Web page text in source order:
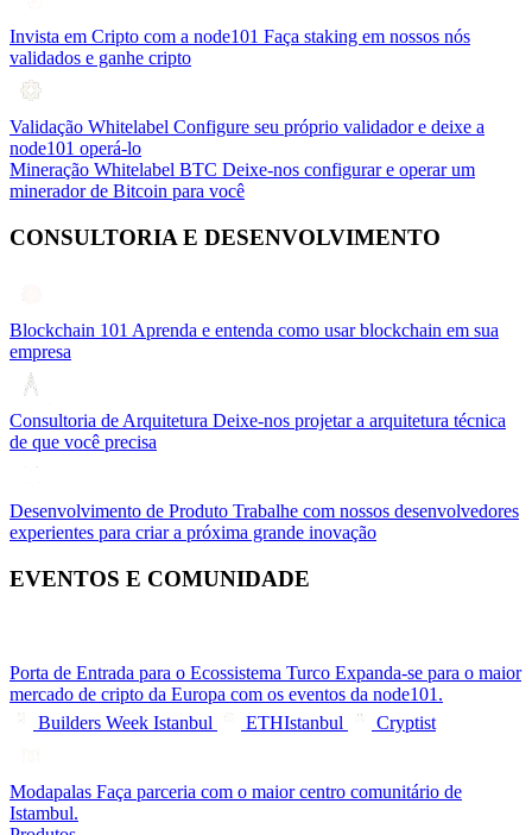
Invista em Cripto com a node101 Faça staking em nossos nós
validados e ganhe cripto
Validação Whitelabel Configure seu próprio validador e deixe a
node101 operá-lo
Mineração Whitelabel BTC Deixe-nos configurar e operar um
minerador de Bitcoin para você
CONSULTORIA E DESENVOLVIMENTO
Blockchain 101 Aprenda e entenda como usar blockchain em sua
empresa
Consultoria de Arquitetura Deixe-nos projetar a arquitetura técnica
de que você precisa
Desenvolvimento de Produto Trabalhe com nossos desenvolvedores
experientes para criar a próxima grande inovação
EVENTOS E COMUNIDADE
Porta de Entrada para o Ecossistema Turco Expanda-se para o maior
mercado de cripto da Europa com os eventos da node101.
Builders Week Istanbul
ETHIstanbul Cryptist
Modapalas Faça parceria com o maior centro comunitário de
Istambul.